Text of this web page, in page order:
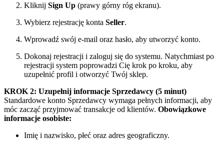
Kliknij Sign Up (prawy górny róg ekranu).
Wybierz rejestrację konta Seller.
Wprowadź swój e-mail oraz hasło, aby utworzyć konto.
Dokonaj rejestracji i zaloguj się do systemu. Natychmiast po
rejestracji system poprowadzi Cię krok po kroku, aby
uzupełnić profil i otworzyć Twój sklep.
KROK 2: Uzupełnij informacje Sprzedawcy (5 minut)
Standardowe konto Sprzedawcy wymaga pełnych informacji, aby
móc zacząć przyjmować transakcje od klientów. Obowiązkowe
informacje osobiste:
Imię i nazwisko, płeć oraz adres geograficzny.